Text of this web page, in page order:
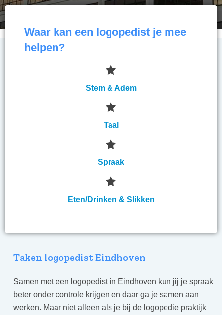
Waar kan een logopedist je mee
helpen?
Stem & Adem
Taal
Spraak
Eten/Drinken & Slikken
Taken logopedist Eindhoven
Samen met een logopedist in Eindhoven kun jij je spraak
beter onder controle krijgen en daar ga je samen aan
werken. Maar niet alleen als je bij de logopedie praktijk